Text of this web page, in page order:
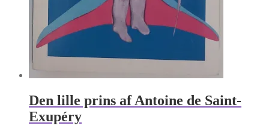
Den lille prins af Antoine de Saint-
Exupéry